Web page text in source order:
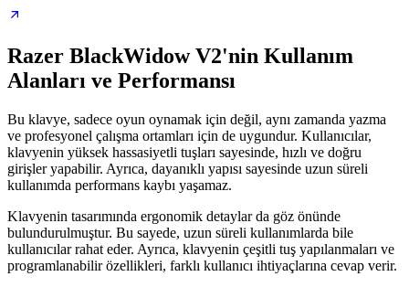
Razer BlackWidow V2'nin Kullanım
Alanları ve Performansı
Bu klavye, sadece oyun oynamak için değil, aynı zamanda yazma
ve profesyonel çalışma ortamları için de uygundur. Kullanıcılar,
klavyenin yüksek hassasiyetli tuşları sayesinde, hızlı ve doğru
girişler yapabilir. Ayrıca, dayanıklı yapısı sayesinde uzun süreli
kullanımda performans kaybı yaşamaz.
Klavyenin tasarımında ergonomik detaylar da göz önünde
bulundurulmuştur. Bu sayede, uzun süreli kullanımlarda bile
kullanıcılar rahat eder. Ayrıca, klavyenin çeşitli tuş yapılanmaları ve
programlanabilir özellikleri, farklı kullanıcı ihtiyaçlarına cevap verir.